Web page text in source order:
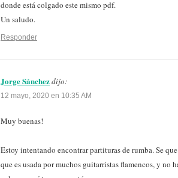
donde está colgado este mismo pdf.
Un saludo.
Responder
Jorge Sánchezdijo:
12 mayo, 2020 en 10:35 AM
Muy buenas!
Estoy intentando encontrar partituras de rumba. Se
que es usada por muchos guitarristas flamencos, y no